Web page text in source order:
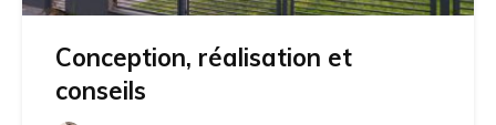
Conception, réalisation et
conseils